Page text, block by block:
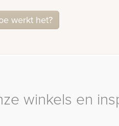
werkt het?
winkels en